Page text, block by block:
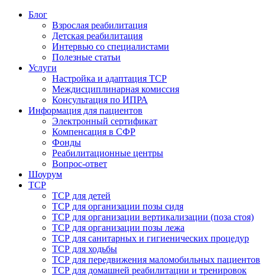
Блог
Взрослая реабилитация
Детская реабилитация
Интервью со специалистами
Полезные статьи
Услуги
Настройка и адаптация ТСР
Междисциплинарная комиссия
Консультация по ИПРА
Информация для пациентов
Электронный сертификат
Компенсация в СФР
Фонды
Реабилитационные центры
Вопрос-ответ
Шоурум
ТСР
ТСР для детей
ТСР для организации позы сидя
ТСР для организации вертикализации (поза стоя)
ТСР для организации позы лежа
ТСР для санитарных и гигиенических процедур
ТСР для ходьбы
ТСР для передвижения маломобильных пациентов
ТСР для домашней реабилитации и тренировок